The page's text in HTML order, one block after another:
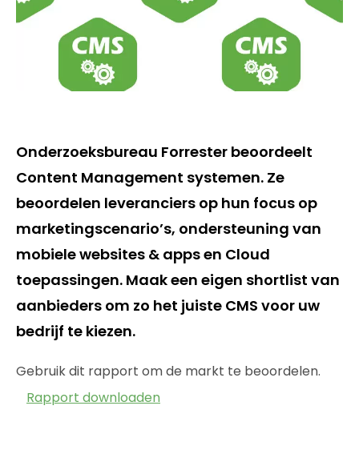
Onderzoeksbureau Forrester beoordeelt
Content Management systemen. Ze
beoordelen leveranciers op hun focus op
marketingscenario’s, ondersteuning van
mobiele websites & apps en Cloud
toepassingen. Maak een eigen shortlist van
aanbieders om zo het juiste CMS voor uw
bedrijf te kiezen.
Gebruik dit rapport om de markt te beoordelen.
Rapport downloaden